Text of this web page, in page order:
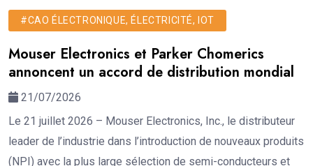
#CAO ÉLECTRONIQUE, ÉLECTRICITÉ, IOT
Mouser Electronics et Parker Chomerics
annoncent un accord de distribution mondial
21/07/2026
Le 21 juillet 2026 – Mouser Electronics, Inc., le distributeur
leader de l’industrie dans l’introduction de nouveaux produits
(NPI) avec la plus large sélection de semi-conducteurs et